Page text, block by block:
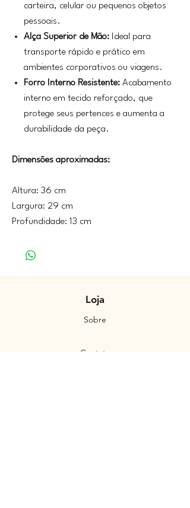
carteira, celular ou pequenos objetos
pessoais.
Alça Superior de Mão: Ideal para
transporte rápido e prático em
ambientes corporativos ou viagens.
Forro Interno Resistente: Acabamento
interno em tecido reforçado, que
protege seus pertences e aumenta a
durabilidade da peça.
Dimensões aproximadas:
Altura: 36 cm
Largura: 29 cm
Profundidade: 13 cm
Loja
Sobre
Contato